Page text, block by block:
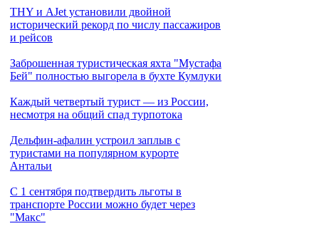
THY и AJet установили двойной
исторический рекорд по числу пассажиров
и рейсов
Заброшенная туристическая яхта "Мустафа
Бей" полностью выгорела в бухте Кумлуки
Каждый четвертый турист — из России,
несмотря на общий спад турпотока
Дельфин-афалин устроил заплыв с
туристами на популярном курорте
Антальи
С 1 сентября подтвердить льготы в
транспорте России можно будет через
"Макс"